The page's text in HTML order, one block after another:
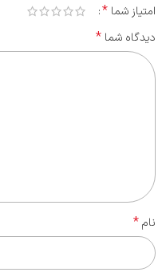
امتیاز شما *
دیدگاه شما *
نام*